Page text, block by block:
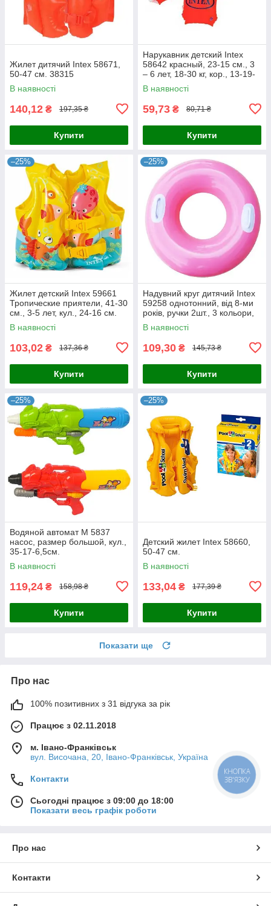
Жилет дитячий Intex 58671,
50-47 см. 38315
В наявності
140,12 ₴ 197,35 ₴
Купити
Нарукавник детский Intex
58642 красный, 23-15 см., 3
– 6 лет, 18-30 кг, кор., 13-19-
2,5 см.
В наявності
59,73 ₴ 80,71 ₴
Купити
–25%
Жилет детский Intex 59661
Тропические приятели, 41-30
см., 3-5 лет, кул., 24-16 см.
В наявності
103,02 ₴ 137,36 ₴
Купити
–25%
Надувний круг дитячий Intex
59258 однотонний, від 8-ми
років, ручки 2шт., 3 кольори,
25-17-3,5 см. 38315
В наявності
109,30 ₴ 145,73 ₴
Купити
–25%
Водяной автомат M 5837
насос, размер большой, кул.,
35-17-6,5см.
В наявності
119,24 ₴ 158,98 ₴
Купити
–25%
Детский жилет Intex 58660,
50-47 см.
В наявності
133,04 ₴ 177,39 ₴
Купити
Показати ще
Про нас
100% позитивних з 31 відгука за рік
Працює з 02.11.2018
м. Івано-Франківськ
вул. Височана, 20, Івано-Франківськ, Україна
Контакти
Сьогодні працює з 09:00 до 18:00
Показати весь графік роботи
Про нас
Контакти
КНОПКА
ЗВ'ЯЗКУ